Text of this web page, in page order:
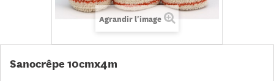
Agrandir l'image
Sanocrêpe 10cmx4m